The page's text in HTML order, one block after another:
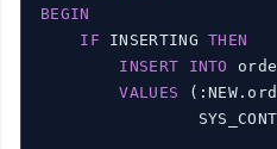
BEGIN
IF INSERTING THEN
INSERT
INTO
VALUES